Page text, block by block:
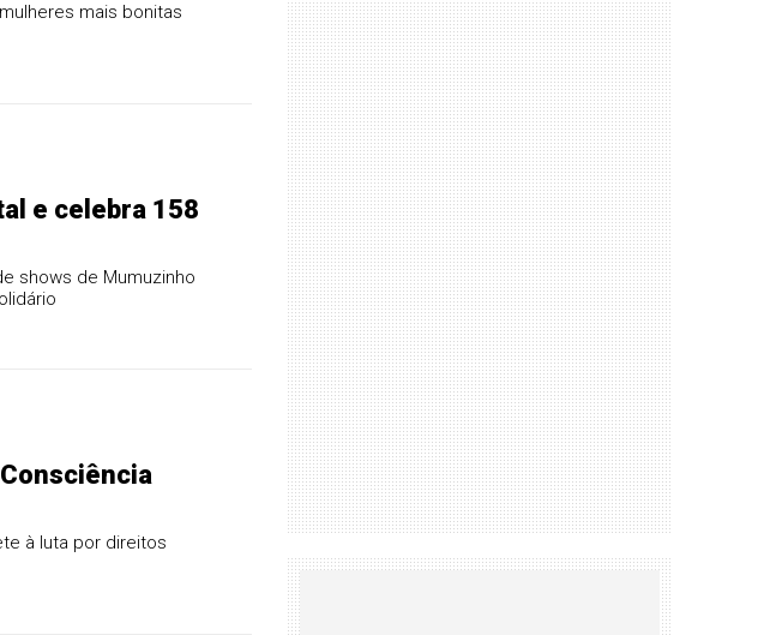
mais bonitas
e celebra 158
shows de Mumuzinho
à luta por direitos